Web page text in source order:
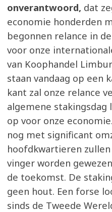
onverantwoord, dat
economie honderden
begonnen relance in
voor onze
van Koophandel
staan vandaag op een
kant zal onze relance
algemene
op voor onze
nog met significant
hoofdkwartieren
vinger worden
de toekomst. De
geen hout. Een forse
sinds de Tweede